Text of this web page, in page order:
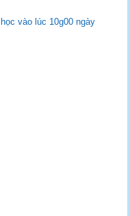
vào lúc 10g00 ngày